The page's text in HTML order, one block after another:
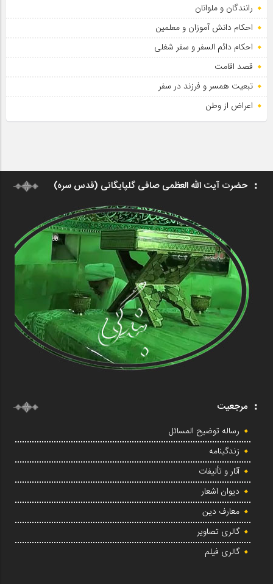
رانندگان و ملوانان
احکام دانش آموزان و معلمین
احکام دائم السفر و سفر شغلی
قصد اقامت
تبعیت همسر و فرزند در سفر
اعراض از وطن
حضرت آیت الله العظمی صافی گلپایگانی (قدس سره)
مرجعیت
رساله توضیح المسائل
زندگینامه
آثار و تألیفات
دیوان اشعار
معارف دین
گالری تصاویر
گالری فیلم